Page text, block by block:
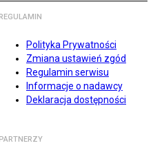
REGULAMIN
Polityka Prywatności
Zmiana ustawień zgód
Regulamin serwisu
Informacje o nadawcy
Deklaracja dostępności
PARTNERZY